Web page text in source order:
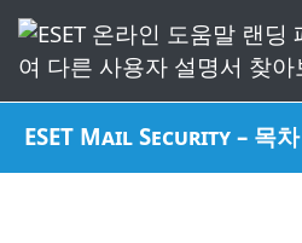
ESET Mail Security – 목차